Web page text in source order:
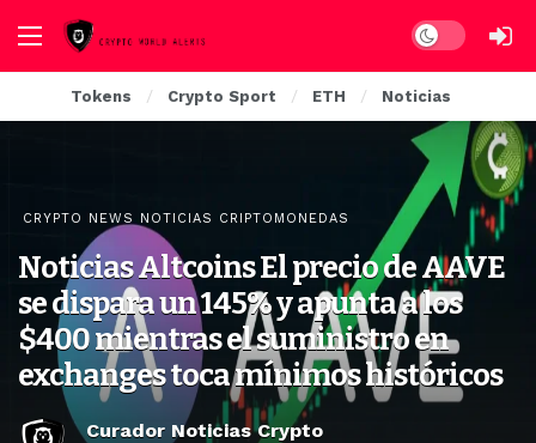
Dark mode
Tokens Crypto Sport ETH Noticias
CRYPTO NEWS NOTICIAS CRIPTOMONEDAS
Noticias Altcoins El precio de AAVE
se dispara un 145% y apunta a los
$400 mientras el suministro en
exchanges toca mínimos históricos
Curador Noticias Crypto